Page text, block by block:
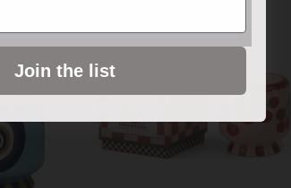
Join the list